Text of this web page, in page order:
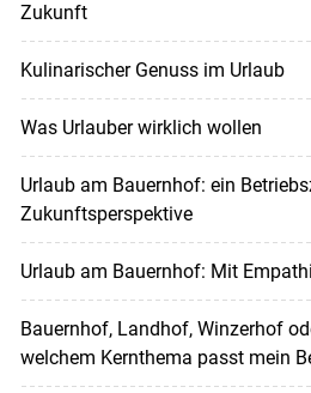
Zukunft
Kulinarischer Genuss im Urlaub
Was Urlauber wirklich wollen
Urlaub am Bauernhof: ein
Zukunftsperspektive
Urlaub am Bauernhof: Mit
Bauernhof, Landhof, Winzerhof
welchem Kernthema passt mein